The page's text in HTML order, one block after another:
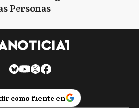
Personas
como fuente en